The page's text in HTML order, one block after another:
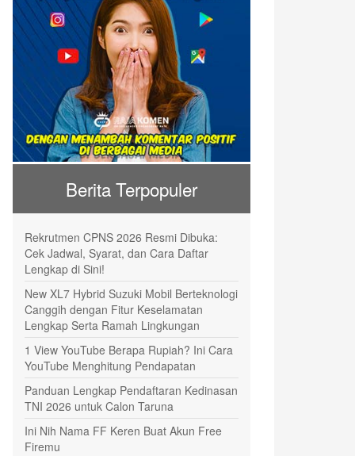
Berita Terpopuler
Rekrutmen CPNS 2026 Resmi Dibuka:
Cek Jadwal, Syarat, dan Cara Daftar
Lengkap di Sini!
New XL7 Hybrid Suzuki Mobil Berteknologi
Canggih dengan Fitur Keselamatan
Lengkap Serta Ramah Lingkungan
1 View YouTube Berapa Rupiah? Ini Cara
YouTube Menghitung Pendapatan
Panduan Lengkap Pendaftaran Kedinasan
TNI 2026 untuk Calon Taruna
Ini Nih Nama FF Keren Buat Akun Free
Firemu